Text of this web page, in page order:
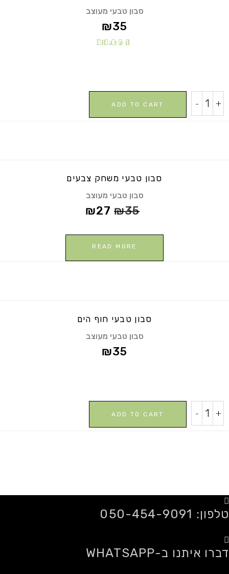
סבון טבעי מעוצב
₪35
Rated
טבעי
- +
ADD TO CART
סבון טבעי משחק צבעים
סבון טבעי מעוצב
₪35
₪27
READ MORE
סבון טבעי חוף הים
סבון טבעי מעוצב
₪35
טבעי
- +
ADD TO CART
טלפון: 050-454-9091
דברו איתנו ב-WHATSAPP